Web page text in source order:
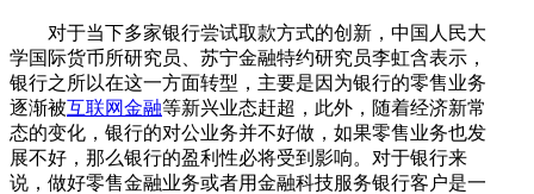
对于当下多家银行尝试取款方式的创新，中国人民大
学国际货币所研究员、苏宁金融特约研究员李虹含表示，
银行之所以在这一方面转型，主要是因为银行的零售业务
逐渐被互联网金融等新兴业态赶超，此外，随着经济新常
态的变化，银行的对公业务并不好做，如果零售业务也发
展不好，那么银行的盈利性必将受到影响。对于银行来
说，做好零售金融业务或者用金融科技服务银行客户是一